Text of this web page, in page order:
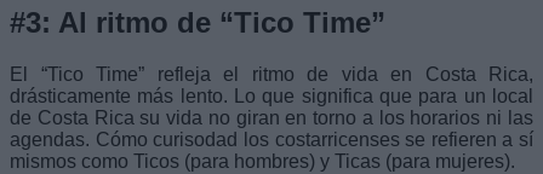
#3: Al ritmo de “Tico Time”
El “Tico Time” refleja el ritmo de vida en Costa Rica,
drásticamente más lento. Lo que significa que para un local
de Costa Rica su vida no giran en torno a los horarios ni las
agendas. Cómo curisodad los costarricenses se refieren a sí
mismos como Ticos (para hombres) y Ticas (para mujeres).